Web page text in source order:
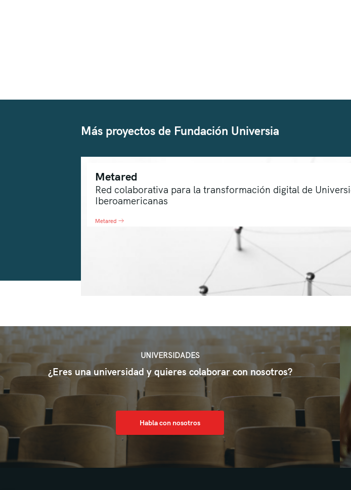
Más proyectos de Fundación Universia
Metared
Red colaborativa para la transformación digital de
Iberoamericanas
Metared
UNIVERSIDADES
¿Eres una universidad y quieres colaborar con nosotros?
Habla con nosotros